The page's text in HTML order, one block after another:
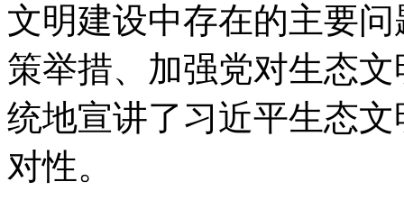
文明建设中存在的主要
策举措、加强党对生态
统地宣讲了习近平生态
对性。